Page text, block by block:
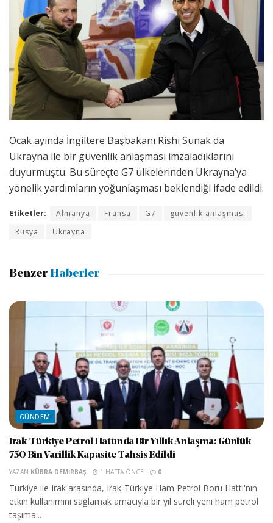
Ocak ayında İngiltere Başbakanı Rishi Sunak da
Ukrayna ile bir güvenlik anlaşması imzaladıklarını
duyurmuştu. Bu süreçte G7 ülkelerinden Ukrayna’ya
yönelik yardımların yoğunlaşması beklendiği ifade edildi.
Etiketler: Almanya Fransa G7
güvenlik anlaşması
Rusya
Ukrayna
Benzer Haberler
GÜNDEM
Irak-Türkiye Petrol Hattında Bir Yıllık Anlaşma: Günlük
750 Bin Varillik Kapasite Tahsis Edildi
YAZAN KÜBRA DEMIRBAŞ 1 HAFTA ÖNCE 0
Türkiye ile Irak arasında, Irak-Türkiye Ham Petrol Boru Hattı'nın
etkin kullanımını sağlamak amacıyla bir yıl süreli yeni ham petrol
taşıma...